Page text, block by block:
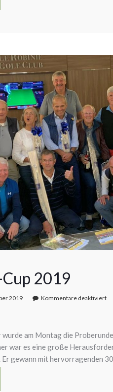
Cup 2019
2019 Kommentare deaktiviert
am Montag die
war es eine große
Er gewann mit hervorragenden